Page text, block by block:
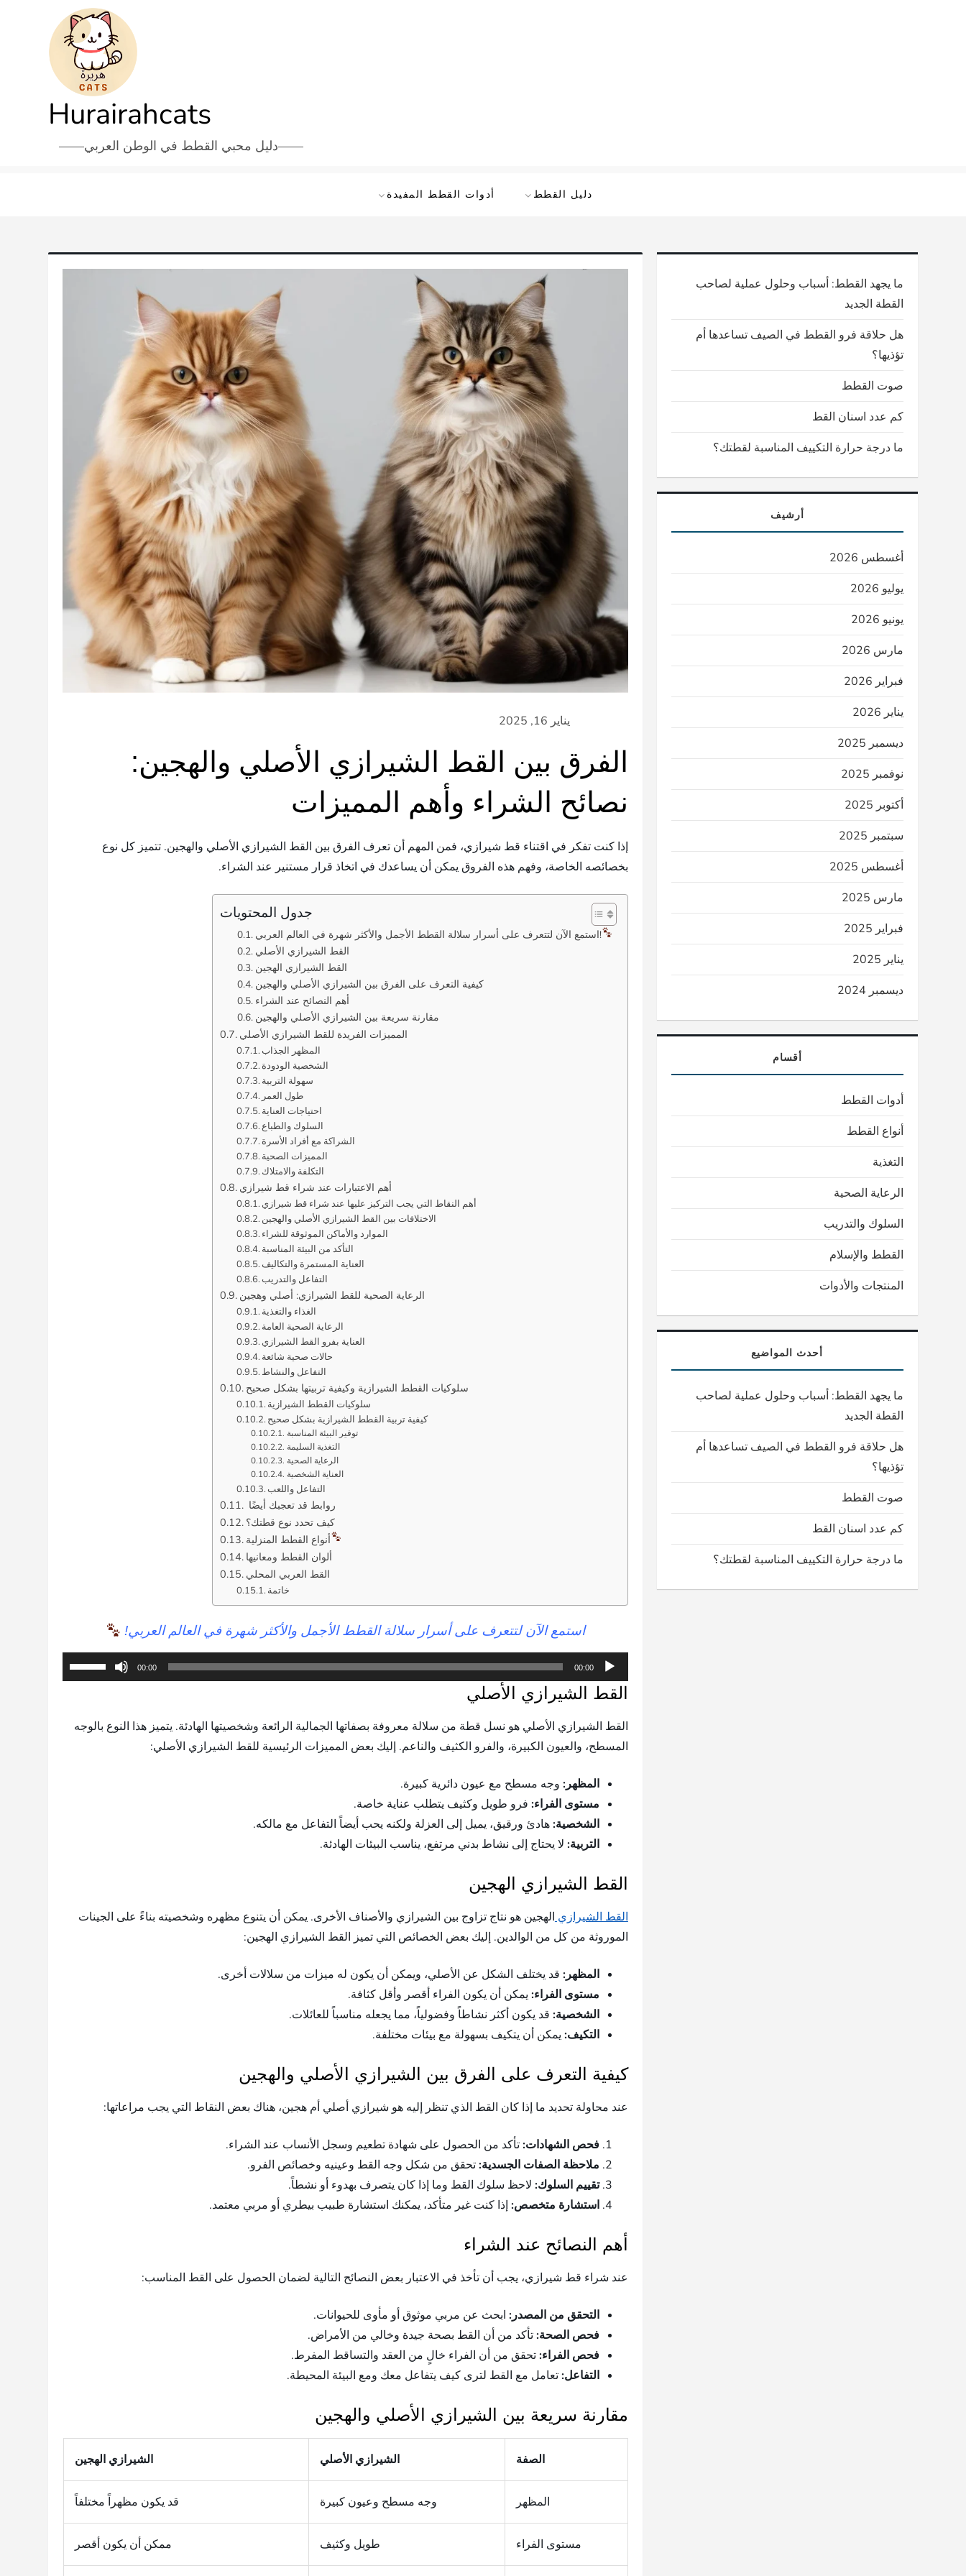
Hurairahcats
دليل محبي القطط في الوطن العربي
دليل القطط أدوات القطط المفيدة
الفرق بين القط الشيرازي الأصلي والهجين:
نصائح الشراء وأهم المميزات
إذا كنت تفكر في اقتناء قط شيرازي، فمن المهم أن تعرف الفرق بين القط الشيرازي الأصلي والهجين. تتميز كل نوع
بخصائصه الخاصة، وفهم هذه الفروق يمكن أن يساعدك في اتخاذ قرار مستنير عند الشراء.
جدول المحتويات
استمع الآن لتتعرف على أسرار سلالة القطط الأجمل والأكثر شهرة في العالم العربي!
القط الشيرازي الأصلي
القط الشيرازي الهجين
كيفية التعرف على الفرق بين الشيرازي الأصلي والهجين
أهم النصائح عند الشراء
مقارنة سريعة بين الشيرازي الأصلي والهجين
المميزات الفريدة للقط الشيرازي الأصلي
المظهر الجذاب
الشخصية الودودة
سهولة التربية
طول العمر
احتياجات العناية
السلوك والطباع
الشراكة مع أفراد الأسرة
المميزات الصحية
التكلفة والامتلاك
أهم الاعتبارات عند شراء قط شيرازي
أهم النقاط التي يجب التركيز عليها عند شراء قط شيرازي
الاختلافات بين القط الشيرازي الأصلي والهجين
الموارد والأماكن الموثوقة للشراء
التأكد من البيئة المناسبة
العناية المستمرة والتكاليف
التفاعل والتدريب
الرعاية الصحية للقط الشيرازي: أصلي وهجين
الغذاء والتغذية
الرعاية الصحية العامة
العناية بفرو القط الشيرازي
حالات صحية شائعة
التفاعل والنشاط
سلوكيات القطط الشيرازية وكيفية تربيتها بشكل صحيح
سلوكيات القطط الشيرازية
كيفية تربية القطط الشيرازية بشكل صحيح
توفير البيئة المناسبة
التغذية السليمة
الرعاية الصحية
العناية الشخصية
التفاعل واللعب
روابط قد تعجبك أيضًا
كيف تحدد نوع قطتك؟
أنواع القطط المنزلية
ألوان القطط ومعانيها
القط العربي المحلي
خاتمة
استمع الآن لتتعرف على أسرار سلالة القطط الأجمل والأكثر شهرة في العالم العربي!
مشغل
الصوت
00:00
00:00
استخدم
مفاتيح
القط الشيرازي الأصلي
القط الشيرازي الأصلي هو نسل قطة من سلالة معروفة بصفاتها الجمالية الرائعة وشخصيتها الهادئة. يتميز هذا النوع بالوجه
المسطح، والعيون الكبيرة، والفرو الكثيف والناعم. إليك بعض المميزات الرئيسية للقط الشيرازي الأصلي:
المظهر: وجه مسطح مع عيون دائرية كبيرة.
مستوى الفراء: فرو طويل وكثيف يتطلب عناية خاصة.
الشخصية:هادئ ورقيق، يميل إلى العزلة ولكنه يحب أيضاً التفاعل مع مالكه.
التربية: لا يحتاج إلى نشاط بدني مرتفع، يناسب البيئات الهادئة.
القط الشيرازي الهجين
القط الشيرازي الهجين هو نتاج تزاوج بين الشيرازي والأصناف الأخرى. يمكن أن يتنوع مظهره وشخصيته بناءً على الجينات
الموروثة من كل من الوالدين. إليك بعض الخصائص التي تميز القط الشيرازي الهجين:
المظهر: قد يختلف الشكل عن الأصلي، ويمكن أن يكون له ميزات من سلالات أخرى.
مستوى الفراء:يمكن أن يكون الفراء أقصر وأقل كثافة.
الشخصية: قد يكون أكثر نشاطاً وفضولياً، مما يجعله مناسباً للعائلات.
التكيف:يمكن أن يتكيف بسهولة مع بيئات مختلفة.
كيفية التعرف على الفرق بين الشيرازي الأصلي والهجين
عند محاولة تحديد ما إذا كان القط الذي تنظر إليه هو شيرازي أصلي أم هجين، هناك بعض النقاط التي يجب مراعاتها:
فحص الشهادات:تأكد من الحصول على شهادة تطعيم وسجل الأنساب عند الشراء.
ملاحظة الصفات الجسدية:تحقق من شكل وجه القط وعينيه وخصائص الفرو.
تقييم السلوك: لاحظ سلوك القط وما إذا كان يتصرف بهدوء أو نشطاً.
استشارة متخصص:إذا كنت غير متأكد، يمكنك استشارة طبيب بيطري أو مربي معتمد.
أهم النصائح عند الشراء
عند شراء قط شيرازي، يجب أن تأخذ في الاعتبار بعض النصائح التالية لضمان الحصول على القط المناسب:
التحقق من المصدر: ابحث عن مربي موثوق أو مأوى للحيوانات.
فحص الصحة:تأكد من أن القط بصحة جيدة وخالي من الأمراض.
فحص الفراء:تحقق من أن الفراء خالٍ من العقد والتساقط المفرط.
التفاعل:تعامل مع القط لترى كيف يتفاعل معك ومع البيئة المحيطة.
مقارنة سريعة بين الشيرازي الأصلي والهجين
الصفة الشيرازي الأصلي الشيرازي الهجين
المظهر وجه مسطح وعيون كبيرة قد يكون مظهراً مختلفاً
مستوى الفراء طويل وكثيف ممكن أن يكون أقصر
ما يجهد القطط: أسباب وحلول عملية لصاحب
القطة الجديد
هل حلاقة فرو القطط في الصيف تساعدها أم
تؤذيها؟
صوت القطط
كم عدد اسنان القط
ما درجة حرارة التكييف المناسبة لقطتك؟
أرشيف
أغسطس 2026
يوليو 2026
يونيو 2026
مارس 2026
فبراير 2026
يناير 2026
ديسمبر 2025
نوفمبر 2025
أكتوبر 2025
سبتمبر 2025
أغسطس 2025
مارس 2025
فبراير 2025
يناير 2025
ديسمبر 2024
أقسام
أدوات القطط
أنواع القطط
التغذية
الرعاية الصحية
السلوك والتدريب
القطط والإسلام
المنتجات والأدوات
أحدث المواضيع
ما يجهد القطط: أسباب وحلول عملية لصاحب
القطة الجديد
هل حلاقة فرو القطط في الصيف تساعدها أم
تؤذيها؟
صوت القطط
كم عدد اسنان القط
ما درجة حرارة التكييف المناسبة لقطتك؟